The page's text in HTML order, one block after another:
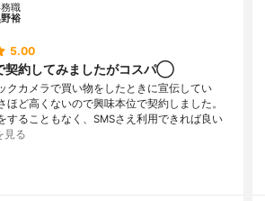
職
裕
5.00
契約してみましたがコスパ◯
クカメラで買い物をしたときに宣伝してい
ほど高くないので興味本位で契約しました。
することもなく、SMSさえ利用できれば良い
見る